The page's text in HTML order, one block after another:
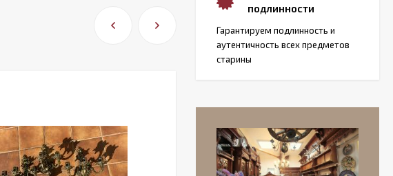
подлинности
Гарантируем подлинность и
аутентичность всех предметов
старины